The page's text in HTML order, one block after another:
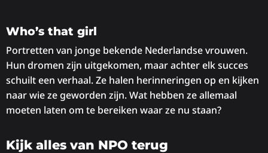
Who’s that girl
Portretten van jonge bekende Nederlandse vrouwen.
Hun dromen zijn uitgekomen, maar achter elk succes
schuilt een verhaal. Ze halen herinneringen op en kijken
naar wie ze geworden zijn. Wat hebben ze allemaal
moeten laten om te bereiken waar ze nu staan?
Kijk alles van NPO terug